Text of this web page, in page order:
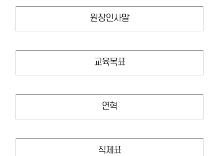
원장인사말
교육목표
연혁
직제표